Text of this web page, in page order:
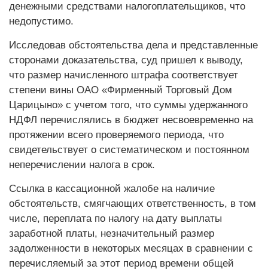
денежными средствами налогоплательщиков, что
недопустимо.
Исследовав обстоятельства дела и представленные
сторонами доказательства, суд пришел к выводу,
что размер начисленного штрафа соответствует
степени вины ОАО «Фирменный Торговый Дом
Царицыно» с учетом того, что суммы удержанного
НДФЛ перечислялись в бюджет несвоевременно на
протяжении всего проверяемого периода, что
свидетельствует о систематическом и постоянном
неперечислении налога в срок.
Ссылка в кассационной жалобе на наличие
обстоятельств, смягчающих ответственность, в том
числе, переплата по налогу на дату выплаты
заработной платы, незначительный размер
задолженности в некоторых месяцах в сравнении с
перечисляемый за этот период времени общей